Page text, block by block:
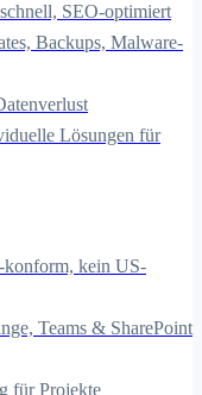
SEO-optimiert
Backups, Malware-
Lösungen für
kein US-
Teams & SharePoint
für Projekte